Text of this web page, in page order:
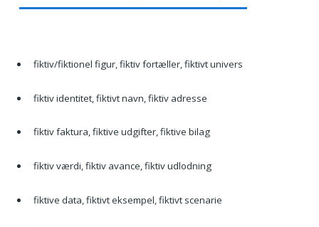
fiktiv/fiktionel figur, fiktiv fortæller, fiktivt univers
fiktiv identitet, fiktivt navn, fiktiv adresse
fiktiv faktura, fiktive udgifter, fiktive bilag
fiktiv værdi, fiktiv avance, fiktiv udlodning
fiktive data, fiktivt eksempel, fiktivt scenarie